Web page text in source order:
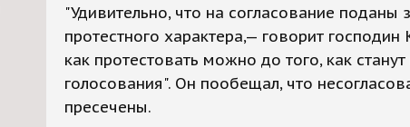
"Удивительно, что на согласование поданы
протестного характера,— говорит
как протестовать можно до того, как
голосования". Он пообещал, что
пресечены.